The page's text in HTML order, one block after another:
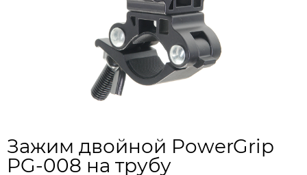
Зажим двойной PowerGrip
PG-008 на трубу